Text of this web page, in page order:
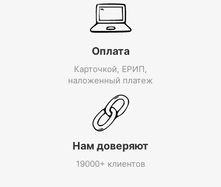
Оплата
Карточкой, ЕРИП,
наложенный платеж
Нам доверяют
19000+ клиентов